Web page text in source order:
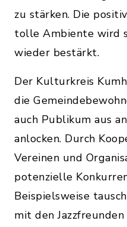
zu stärken. Die
tolle Ambiente wird
wieder bestärkt.
Der Kulturkreis
die
auch Publikum aus
anlocken. Durch
Vereinen und
potenzielle
Beispielsweise
mit den